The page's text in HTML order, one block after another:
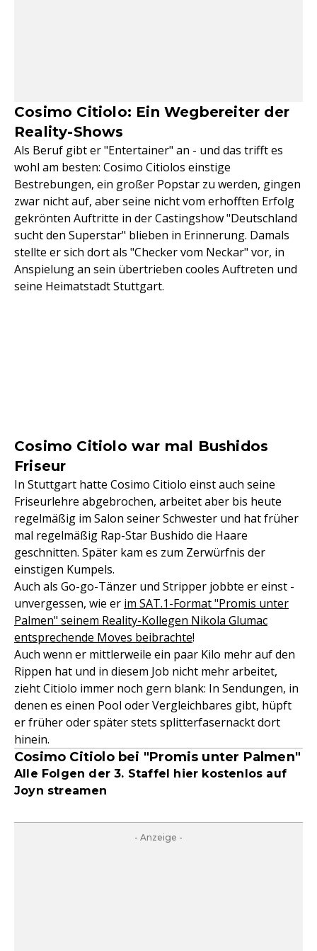
Cosimo Citiolo: Ein Wegbereiter der
Reality-Shows
Als Beruf gibt er "Entertainer" an - und das trifft es
wohl am besten: Cosimo Citiolos einstige
Bestrebungen, ein großer Popstar zu werden, gingen
zwar nicht auf, aber seine nicht vom erhofften Erfolg
gekrönten Auftritte in der Castingshow "Deutschland
sucht den Superstar" blieben in Erinnerung. Damals
stellte er sich dort als "Checker vom Neckar" vor, in
Anspielung an sein übertrieben cooles Auftreten und
seine Heimatstadt Stuttgart.
Cosimo Citiolo war mal Bushidos
Friseur
In Stuttgart hatte Cosimo Citiolo einst auch seine
Friseurlehre abgebrochen, arbeitet aber bis heute
regelmäßig im Salon seiner Schwester und hat früher
mal regelmäßig Rap-Star Bushido die Haare
geschnitten. Später kam es zum Zerwürfnis der
einstigen Kumpels.
Auch als Go-go-Tänzer und Stripper jobbte er einst -
unvergessen, wie er im SAT.1-Format "Promis unter
Palmen" seinem Reality-Kollegen Nikola Glumac
entsprechende Moves beibrachte!
Auch wenn er mittlerweile ein paar Kilo mehr auf den
Rippen hat und in diesem Job nicht mehr arbeitet,
zieht Citiolo immer noch gern blank: In Sendungen, in
denen es einen Pool oder Vergleichbares gibt, hüpft
er früher oder später stets splitterfasernackt dort
hinein.
Cosimo Citiolo bei "Promis unter Palmen"
Alle Folgen der 3. Staffel hier kostenlos auf
Joyn streamen
- Anzeige -